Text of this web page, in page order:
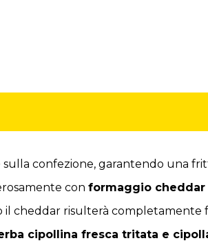
confezione, garantendo una
con formaggio
il cheddar risulterà completamente
cipollina fresca tritata e